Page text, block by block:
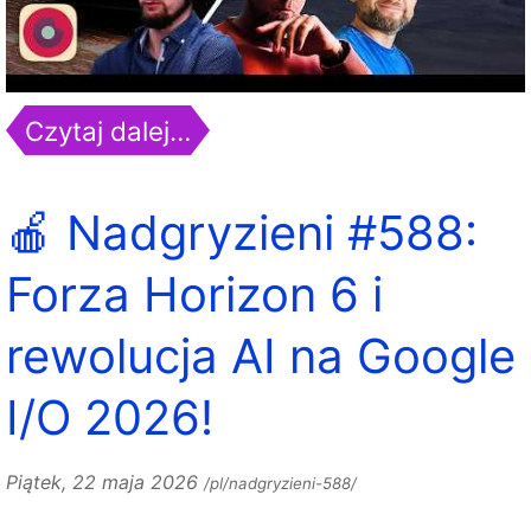
Czytaj dalej…
🍎 Nadgryzieni #588:
Forza Horizon 6 i
rewolucja AI na Google
I/O 2026!
Piątek, 22 maja 2026 /pl/nadgryzieni-588/